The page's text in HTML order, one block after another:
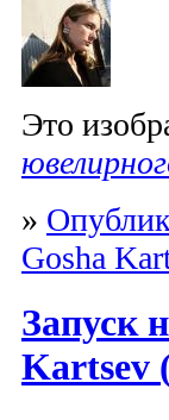
Это
»
Gosha
Запуск
Kartsev